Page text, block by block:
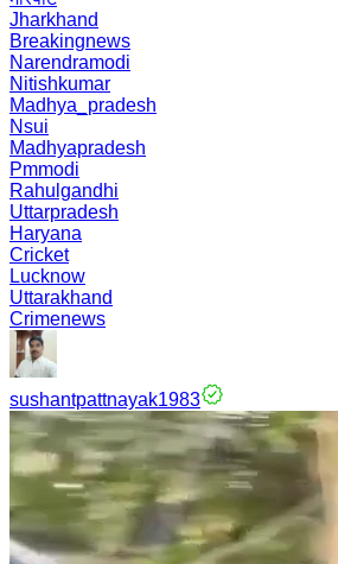
Jharkhand
Breakingnews
Narendramodi
Nitishkumar
Madhya_pradesh
Nsui
Madhyapradesh
Pmmodi
Rahulgandhi
Uttarpradesh
Haryana
Cricket
Lucknow
Uttarakhand
Crimenews
sushantpattnayak1983